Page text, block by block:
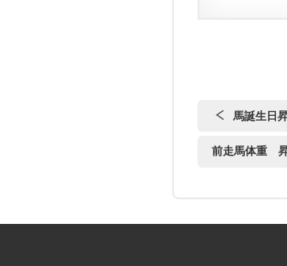
馬誕生日
前走馬体重 昇